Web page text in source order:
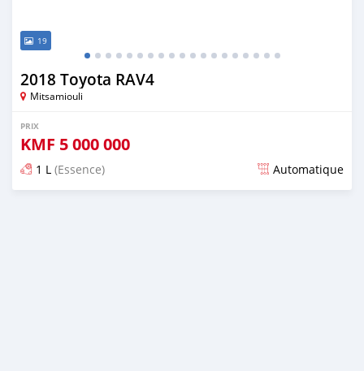
19
2018 Toyota RAV4
Mitsamiouli
PRIX
KMF 5 000 000
1 L (Essence) Automatique